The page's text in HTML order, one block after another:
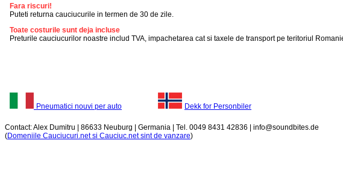
Fara riscuri!
Puteti returna cauciucurile in termen de 30 de zile.
Toate costurile sunt deja incluse
Preturile cauciucurilor noastre includ TVA, impachetarea cat si taxele de transport pe teritoriul
Pneumatici nouvi per auto Dekk for Personbiler
Contact: Alex Dumitru | 86633 Neuburg | Germania | Tel. 0049 8431 42836 | info@soundbites.de
(Domeniile Cauciucuri.net si Cauciuc.net sint de vanzare)